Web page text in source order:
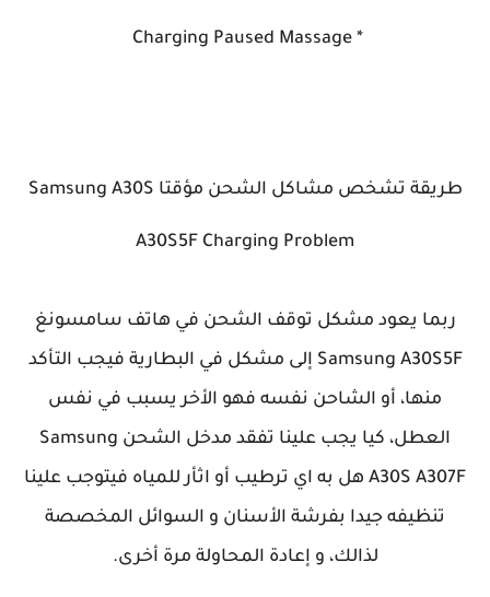
* Charging Paused Massage
طريقة تشخص مشاكل الشحن مؤقتا Samsung A30S
A30S5F Charging Problem
ربما يعود مشكل توقف الشحن في هاتف سامسونغ
Samsung A30S5F إلى مشكل في البطارية فيجب التأكد
منها، أو الشاحن نفسه فهو الأخر يسبب في نفس
العطل، كيا يجب علينا تفقد مدخل الشحن Samsung
A30S A307F
هل به اي ترطيب أو اثأر للمياه فيتوجب علينا
تنظيفه جيدا بفرشة الأسنان و السوائل المخصصة
لذالك، و إعادة المحاولة مرة أخرى.